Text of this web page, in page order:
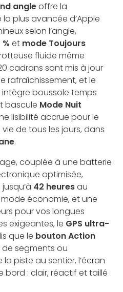
angleoffre la
plus avancée d’Apple
selon l’angle,
et mode Toujours
fluide même
cadrans sont mis à jour
rafraîchissement, et le
intègre boussole temps
bascule Mode Nuit
lisibilité accrue pour le
de tous les jours, dans
.
couplée à une batterie
optimisée,
42 heuresau
économie, et une
pour vos longues
exigeantes, le GPS ultra-
que le bouton Action
segments ou
piste au sentier, l’écran
: clair, réactif et taillé